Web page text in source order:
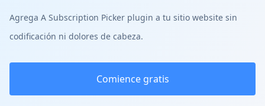
Agrega A Subscription Picker plugin a tu sitio website sin
codificación ni dolores de cabeza.
Comience gratis